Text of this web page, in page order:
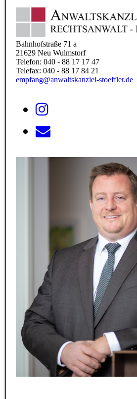
Bahnhofstraße 71 a
21629 Neu Wulmstorf
Telefon: 040 - 88 17 17 47
Telefax: 040 - 88 17 84 21
empfang@anwaltskanzlei-stoeffler.de